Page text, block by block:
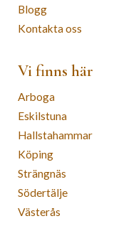
Blogg
Kontakta oss
Vi finns här
Arboga
Eskilstuna
Hallstahammar
Köping
Strängnäs
Södertälje
Västerås